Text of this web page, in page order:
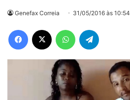
Genefax Correia 31/05/2016 às 10:54
Facebook WhatsApp